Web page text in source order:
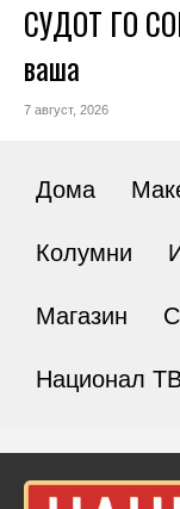
СУДОТ ГО
ваша
7 август, 2026
Дома
Колумни
Магазин
Национал